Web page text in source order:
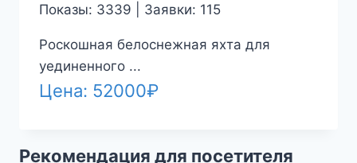
Показы: 3339 | Заявки: 115
Роскошная белоснежная яхта для
уединенного ...
Цена: 52000₽
Рекомендация для посетителя